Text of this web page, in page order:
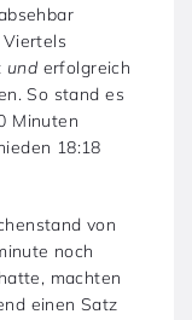
und erfolgreich
So stand es
Minuten
18:18
von
noch
machten
einen Satz